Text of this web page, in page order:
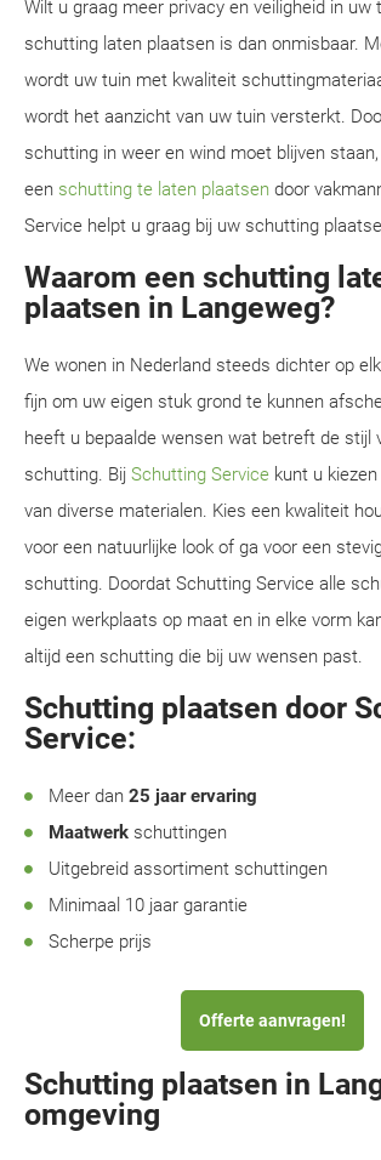
Wilt u graag meer privacy en veiligheid in uw
schutting laten plaatsen is dan onmisbaar.
wordt uw tuin met kwaliteit
wordt het aanzicht van uw tuin versterkt.
schutting in weer en wind moet blijven
een schutting te laten plaatsen door
Service helpt u graag bij uw schutting
Waarom een schutting
plaatsen in Langeweg?
We wonen in Nederland steeds dichter op
fijn om uw eigen stuk grond te kunnen
heeft u bepaalde wensen wat betreft de stijl
schutting. Bij Schutting Service kunt u
van diverse materialen. Kies een kwaliteit
voor een natuurlijke look of ga voor een
schutting. Doordat Schutting Service alle
eigen werkplaats op maat en in elke vorm
altijd een schutting die bij uw wensen past.
Schutting plaatsen door
Service:
Meer dan 25 jaar ervaring
Maatwerk schuttingen
Uitgebreid assortiment schuttingen
Minimaal 10 jaar garantie
Scherpe prijs
Offerte aanvragen!
Schutting plaatsen in
omgeving